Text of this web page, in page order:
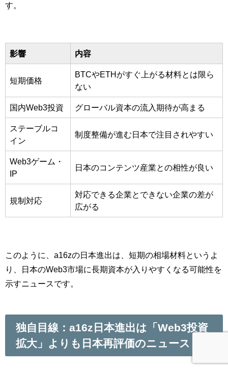
す。
影響 内容
短期価格
BTCやETHがすぐ上がる材料とは限ら
ない
国内Web3投資 グローバル資本の流入期待が高まる
ステーブルコ
イン
制度整備が進む日本で注目されやすい
Web3ゲーム・
IP
日本のコンテンツ産業との相性が良い
規制対応
対応できる企業とできない企業の差が
広がる
このように、a16zの日本進出は、短期の相場材料というよ
り、日本のWeb3市場に長期資本が入りやすくなる可能性を
示すニュースです。
独自目線：a16z日本進出は「Web3投資
拡大」よりも日本再評価のニュース